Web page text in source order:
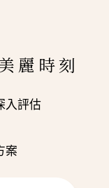
麗時刻
入評估
案